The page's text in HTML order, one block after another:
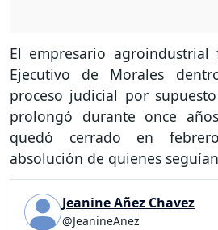
El empresario
Ejecutivo de Morales
proceso judicial por
prolongó durante once
quedó cerrado en
absolución de quienes
Jeanine Añez Chavez
@JeanineAnez